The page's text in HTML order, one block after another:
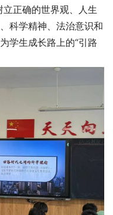
正确的世界观、人生
科学精神、法治意识和
学生成长路上的“引路